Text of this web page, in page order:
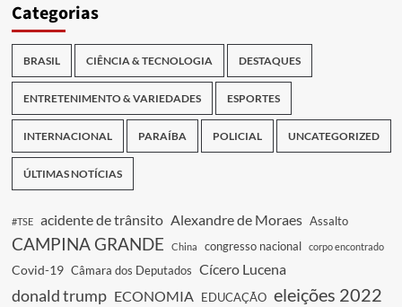
Categorias
BRASIL CIÊNCIA & TECNOLOGIA DESTAQUES
ENTRETENIMENTO & VARIEDADES ESPORTES
INTERNACIONAL PARAÍBA POLICIAL UNCATEGORIZED
ÚLTIMAS NOTÍCIAS
#TSE acidente de trânsito Alexandre de Moraes Assalto
CAMPINA GRANDE China congresso nacional corpo encontrado
Covid-19 Câmara dos Deputados Cícero Lucena
donald trump ECONOMIA EDUCAÇÃO eleições 2022